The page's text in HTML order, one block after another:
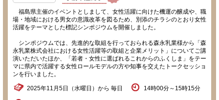
福島県主催のイベントとしまして、女性活躍に向けた機運の醸成や、職
場・地域における男女の意識改革を図るため、別添のチラシのとおり女性
活躍をテーマとした標記シンポジウムを開催しました。
シンポジウムでは、先進的な取組を行っておられる森永乳業様から「森
永乳業株式会社における女性活躍等の取組と企業メリット」についてご講
演いただいたほか、「若者・女性に選ばれるこれからのふくしま」をテー
マに県内で活躍する女性ロールモデルの方や知事を交えたトークセッショ
ンを行いました。
2025年11月5日（水曜日）から 毎日 14時00分～15時15分